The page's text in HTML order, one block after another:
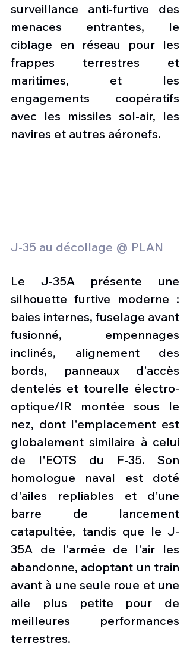
surveillance anti-furtive des
menaces entrantes, le
ciblage en réseau pour les
frappes terrestres et
maritimes, et les
engagements coopératifs
avec les missiles sol-air, les
navires et autres aéronefs.
J-35 au décollage @ PLAN
Le J-35A présente une
silhouette furtive moderne :
baies internes, fuselage avant
fusionné, empennages
inclinés, alignement des
bords, panneaux d'accès
dentelés et tourelle électro-
optique/IR montée sous le
nez, dont l'emplacement est
globalement similaire à celui
de l'EOTS du F-35. Son
homologue naval est doté
d'ailes repliables et d'une
barre de lancement
catapultée, tandis que le J-
35A de l'armée de l'air les
abandonne, adoptant un train
avant à une seule roue et une
aile plus petite pour de
meilleures performances
terrestres.